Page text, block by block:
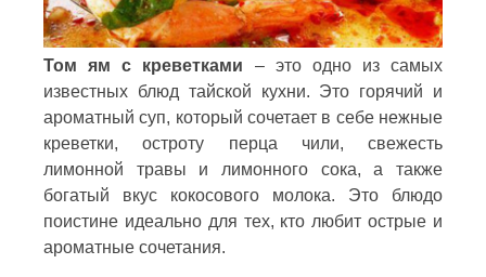
Том ям с креветками – это одно из самых
известных блюд тайской кухни. Это горячий и
ароматный суп, который сочетает в себе нежные
креветки, остроту перца чили, свежесть
лимонной травы и лимонного сока, а также
богатый вкус кокосового молока. Это блюдо
поистине идеально для тех, кто любит острые и
ароматные сочетания.